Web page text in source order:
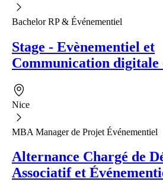
Bachelor RP & Événementiel
Stage - Evènementiel et
Communication digitale
Nice
MBA Manager de Projet Événementiel
Alternance Chargé de
Associatif et